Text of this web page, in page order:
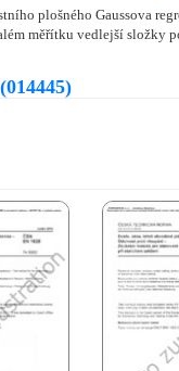
plošného Gaussova
měřítku vedlejší složky